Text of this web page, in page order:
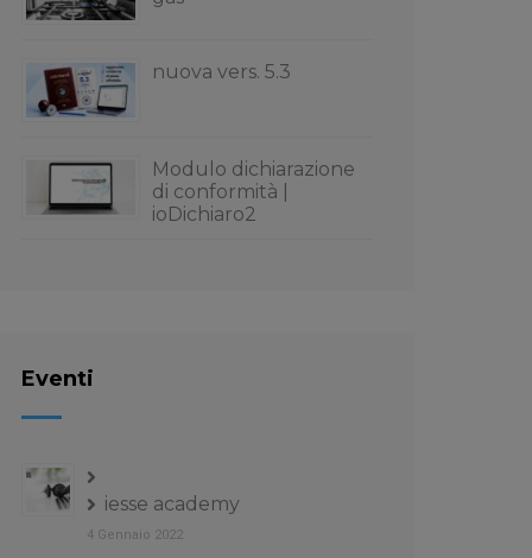
nuova vers. 5.3
Modulo dichiarazione
di conformità |
ioDichiaro2
Eventi
iesse academy
4 Gennaio 2022